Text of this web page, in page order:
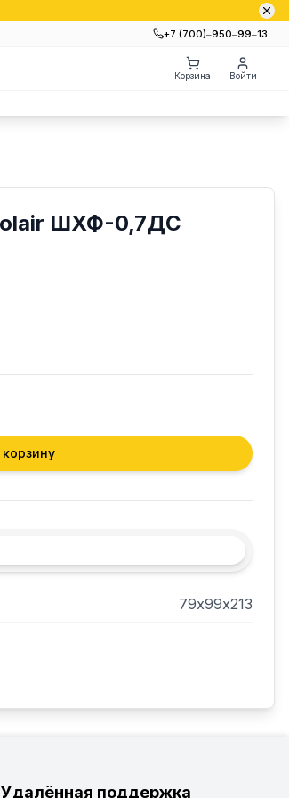
+7 (700)‒950‒99‒13
Корзина Войти
ШХФ-0,7ДС
79х99х213
Удалённая поддержка